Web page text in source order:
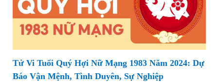
Tử Vi Tuổi Quý Hợi Nữ Mạng 1983 Năm 2024: Dự
Báo Vận Mệnh, Tình Duyên, Sự Nghiệp